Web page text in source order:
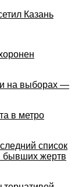
Казань
на выборах —
в метро
список
бывших жертв